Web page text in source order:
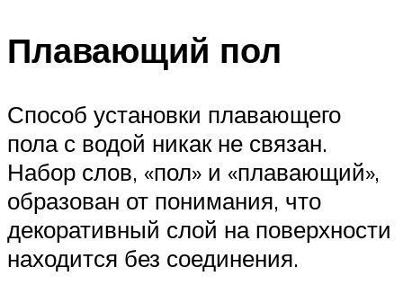
Плавающий пол
Способ установки плавающего
пола с водой никак не связан.
Набор слов, «пол» и «плавающий»,
образован от понимания, что
декоративный слой на поверхности
находится без соединения.